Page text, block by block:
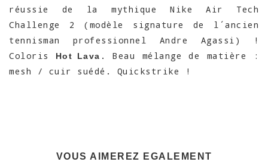
réussie de la mythique Nike Air Tech
Challenge 2 (modèle signature de l´ancien
tennisman professionnel Andre Agassi) !
Coloris
Hot Lava . Beau mélange de matière :
mesh / cuir suédé. Quickstrike !
VOUS AIMEREZ EGALEMENT